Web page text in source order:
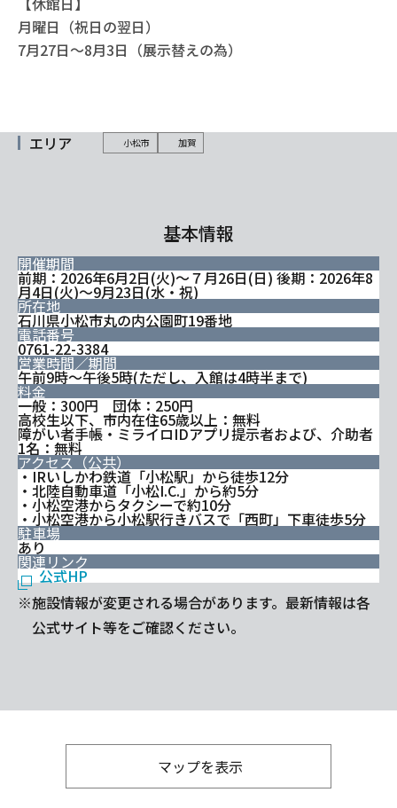
月曜日（祝日の翌日）
7月27日〜8月3日（展示替えの為）
エリア 小松市 加賀
基本情報
開催期間
前期：2026年6月2日(火)～７月26日(日) 後期：2026年8
月4日(火)〜9月23日(水・祝)
所在地
石川県小松市丸の内公園町19番地
電話番号
0761-22-3384
営業時間／期間
午前9時〜午後5時(ただし、入館は4時半まで)
料金
一般：300円 団体：250円
高校生以下、市内在住65歳以上：無料
障がい者手帳・ミライロIDアプリ提示者および、介助者
1名：無料
アクセス（公共）
・IRいしかわ鉄道「小松駅」から徒歩12分
・北陸自動車道「小松I.C.」から約5分
・小松空港からタクシーで約10分
・小松空港から小松駅行きバスで「西町」下車徒歩5分
駐車場
あり
関連リンク
公式HP
※施設情報が変更される場合があります。最新情報は各
公式サイト等をご確認ください。
マップを表示